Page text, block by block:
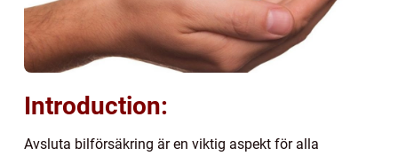
Introduction:
Avsluta bilförsäkring är en viktig aspekt för alla